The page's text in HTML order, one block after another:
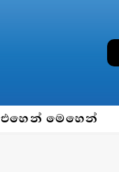
එහෙන් මෙහෙන්